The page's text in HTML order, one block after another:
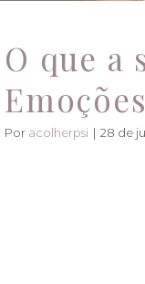
O que a
Por acolherpsi | 28 de